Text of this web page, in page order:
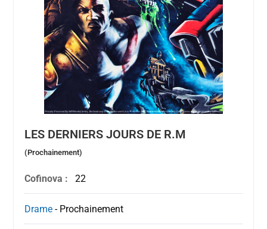
LES DERNIERS JOURS DE R.M
(Prochainement)
Cofinova : 22
Drame - Prochainement